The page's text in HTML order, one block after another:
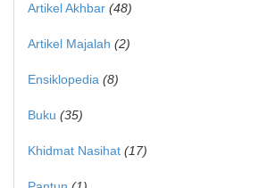
Artikel Akhbar (48)
Artikel Majalah (2)
Ensiklopedia (8)
Buku (35)
Khidmat Nasihat (17)